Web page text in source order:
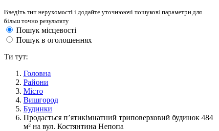
Введіть тип нерухомості і додайте уточнюючі пошукові параметри для
більш точно результату
Пошук місцевості
Пошук в оголошеннях
Ти тут:
Головна
Райони
Місто
Вишгород
Будинки
Продається п’ятикімнатний триповерховий будинок 484
м² на вул. Костянтина Непопа